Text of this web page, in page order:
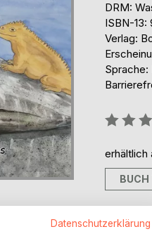
DRM:
ISBN-13:
Verlag:
Sprache:
erhältlich
BUCH
Datenschutzerklärung